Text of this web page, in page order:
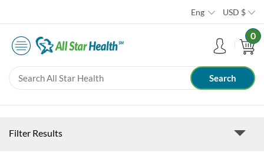
Eng USD $
0
Filter Results